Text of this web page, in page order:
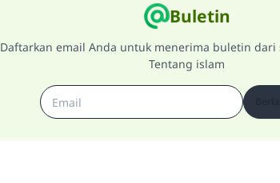
Buletin
Daftarkan email Anda untuk menerima buletin dari
Tentang islam